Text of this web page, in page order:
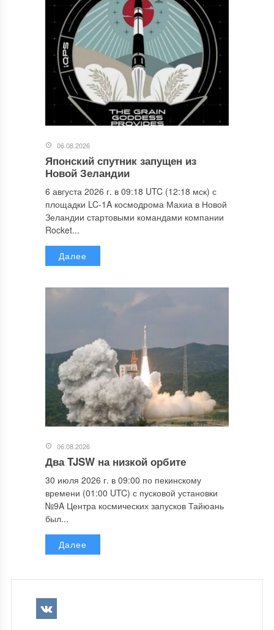
06.08.2026
Японский спутник запущен из
Новой Зеландии
6 августа 2026 г. в 09:18 UTC (12:18 мск) с
площадки LC-1A космодрома Махиа в Новой
Зеландии стартовыми командами компании
Rocket...
Далее
06.08.2026
Два TJSW на низкой орбите
30 июля 2026 г. в 09:00 по пекинскому
времени (01:00 UTC) с пусковой установки
№9A Центра космических запусков Тайюань
был...
Далее